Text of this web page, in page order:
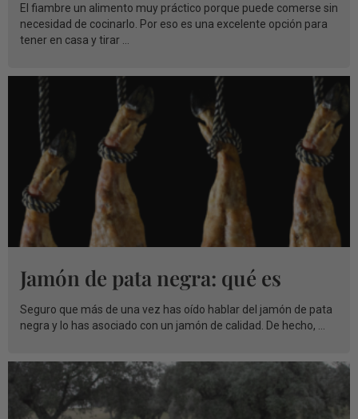
El fiambre un alimento muy práctico porque puede comerse sin
necesidad de cocinarlo. Por eso es una excelente opción para
tener en casa y tirar ...
Jamón de pata negra: qué es
Seguro que más de una vez has oído hablar del jamón de pata
negra y lo has asociado con un jamón de calidad. De hecho, ...